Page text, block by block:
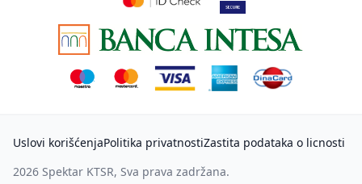
Uslovi korišćenjaPolitika privatnostiZastita podataka o licnosti
2026 Spektar KTSR, Sva prava zadržana.